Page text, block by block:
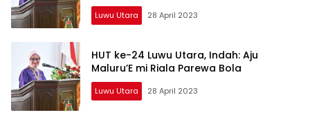
Luwu Utara 28 April 2023
HUT ke-24 Luwu Utara, Indah: Aju
Maluru’E mi Riala Parewa Bola
Luwu Utara 28 April 2023